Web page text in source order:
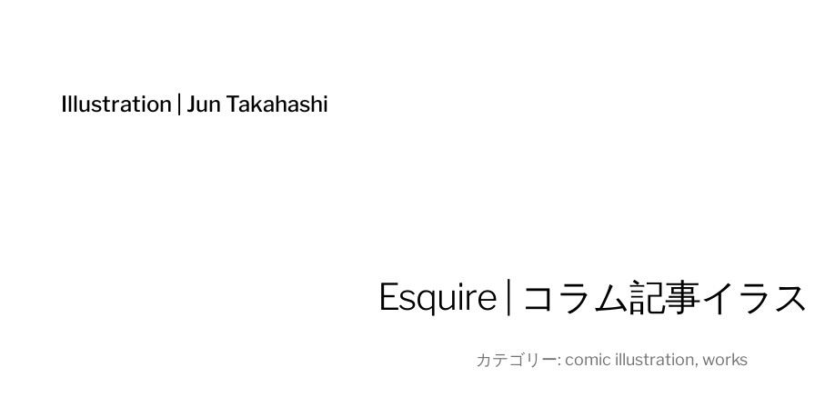
Illustration | Jun Takahashi
Esquire | コラム記事イラス
カテゴリー: comic illustration, works